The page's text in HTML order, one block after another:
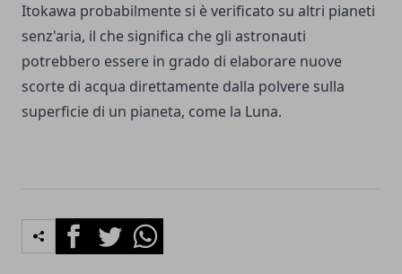
Itokawa probabilmente si è verificato su altri pianeti
senz'aria, il che significa che gli astronauti
potrebbero essere in grado di elaborare nuove
scorte di acqua direttamente dalla polvere sulla
superficie di un pianeta, come la Luna.
FacebookTwitterWhatsapp